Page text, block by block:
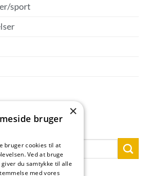
sport
×
bruger
bruger cookies til at
Ved at bruge
du samtykke til alle
med vores